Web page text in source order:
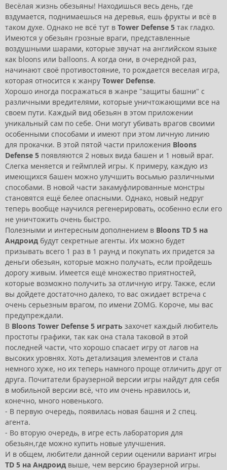
Весёлая жизнь обезьяны! Находишься весь день, где
вздумается, поднимаешься на деревья, ешь фрукты и всё в
таком духе. Однако не всё тут в Tower Defense 5 так гладко.
Имеются у обезьян грозные враги, представленные
воздушными шарами, которые звучат на английском языке
как bloons или balloons. А когда они, в очередной раз,
начинают своё противостояние, то рождается веселая игра,
которая относится к жанру Tower Defense.
Хорошо иногда посражаться в жанре "защиты башни" с
различными вредителями, которые уничтожающими все на
своем пути. Каждый вид обезьян в этом приложении
уникальный сам по себе. Они могут убивать врагов своими
особенными способами и имеют при этом личную линию
для прокачки. В этой пятой части приложения Bloons
Defense 5 появляются 2 новых вида башен и 1 новый враг.
Слегка меняется и геймплей игры. К примеру, каждую из
имеющихся башен можно улучшить восьмью различными
способами. В новой части закамуфлированные монстры
становятся ещё белее опасными. Однако, новый недруг
теперь вообще научился регенерировать, особенно если его
не уничтожить очень быстро.
Полезными и интересным дополнением в Bloons TD 5 на
Андроид будут секретные агенты. Их можно будет
призывать всего 1 раз в 1 раунд и покупать их придется за
деньги обезьян, которые можно получать, если пройдешь
дорогу живым. Имеется ещё множество приятностей,
которые возможно получить за отличную игру. Также, если
вы дойдете достаточно далеко, то вас ожидает встреча с
очень серьезным врагом, по имени ZOMG. Короче, мы вас
предупреждали.
В Bloons Tower Defense 5 играть захочет каждый любитель
простоты графики, так как она стала таковой в этой
последней части, что хорошо спасает игру от лагов на
высоких уровнях. Хоть детализация элементов и стала
немного хуже, но их теперь намного проще отличить друг от
друга. Почитатели браузерной версии игры найдут для себя
в мобильной версии всё, что им очень нравилось и,
конечно, много новенького.
- В первую очередь, появилась новая башня и 2 спец.
агента.
- Во вторую очередь, в игре есть лаборатория для
обезьян,где можно купить новые улучшения.
И в общем, любители данной серии оценили вариант игры
TD 5 на Андроид выше, чем версию браузерной игры.